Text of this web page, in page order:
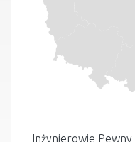
Inżynierowie